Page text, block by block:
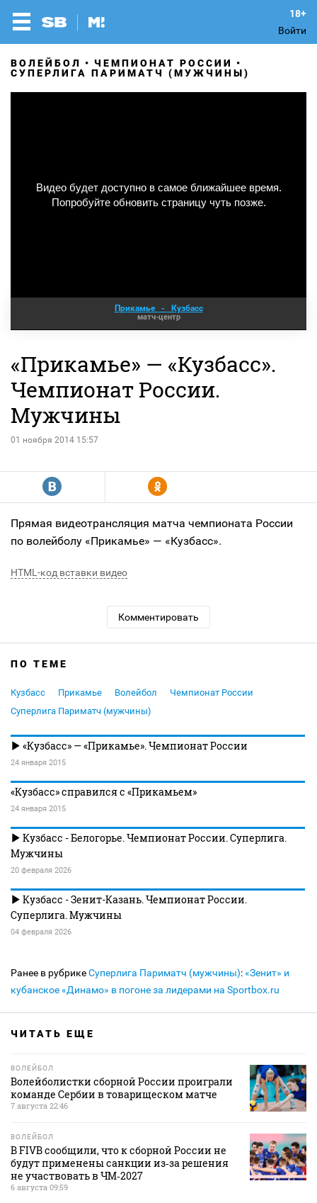
Войти
ВОЛЕЙБОЛ
ЧЕМПИОНАТ РОССИИ
СУПЕРЛИГА ПАРИМАТЧ (МУЖЧИНЫ)
Прикамье - Кузбасс
матч-центр
«Прикамье» — «Кузбасс».
Чемпионат России.
Мужчины
01 ноября 2014 15:57
R Y
Прямая видеотрансляция матча чемпионата России
по волейболу «Прикамье» — «Кузбасс».
HTML-код вставки видео
Комментировать
ПО ТЕМЕ
Кузбасс Прикамье Волейбол
Чемпионат России
Суперлига Париматч (мужчины)
«Кузбасс» — «Прикамье». Чемпионат России
24 января 2015
«Кузбасс» справился с «Прикамьем»
24 января 2015
Кузбасс - Белогорье. Чемпионат России. Суперлига.
Мужчины
20 февраля 2026
Кузбасс - Зенит-Казань. Чемпионат России.
Суперлига. Мужчины
04 февраля 2026
Ранее в рубрикеСуперлига Париматч (мужчины):«Зенит» и
кубанское «Динамо» в погоне за лидерами на Sportbox.ru
ЧИТАТЬ ЕЩЕ
ВОЛЕЙБОЛ
Волейболистки сборной России проиграли
команде Сербии в товарищеском матче
7 августа 22:46
ВОЛЕЙБОЛ
В FIVB сообщили, что к сборной России не
будут применены санкции из‑за решения
не участвовать в ЧМ‑2027
6 августа 09:59